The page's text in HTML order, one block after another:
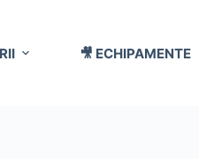
🎥 ECHIPAMENTE